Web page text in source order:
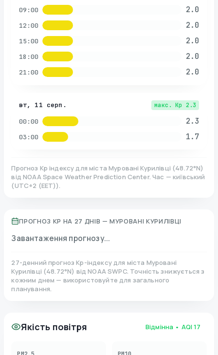
09:00 2.0
12:00 2.0
15:00 2.0
18:00 2.0
21:00 2.0
вт, 11 серп. макс. Kp 2.3
00:00 2.3
03:00 1.7
Прогноз Kp індексу для міста Муровані Курилівці (48.72°N)
від NOAA Space Weather Prediction Center. Час — київський
(UTC+2 (EET)).
ПРОГНОЗ KP НА 27 ДНІВ — МУРОВАНІ КУРИЛІВЦІ
Завантаження прогнозу...
27-денний прогноз Kp-індексу для міста Муровані
Курилівці (48.72°N) від NOAA SWPC. Точність знижується з
кожним днем — використовуйте для загального
планування.
Якість повітря Відмінна • AQI17